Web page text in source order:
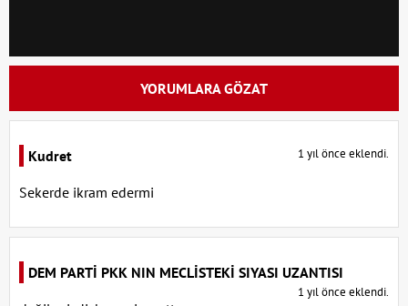
YORUMLARA GÖZAT
Kudret 1 yıl önce eklendi.
Sekerde ikram edermi
DEM PARTİ PKK NIN MECLİSTEKİ SIYASI UZANTISI
1 yıl önce eklendi.